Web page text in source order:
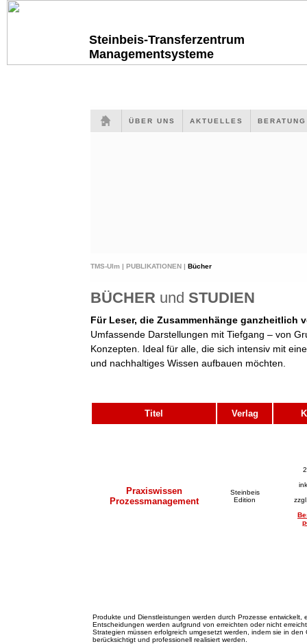
Steinbeis-Transferzentrum
Managementsysteme
ÜBER UNS AKTUELLES
TMS-Ulm | PUBLIKATIONEN | Bücher
BÜCHER und STUDIEN
Für Leser, die Zusammenhänge ganzheitlich
Umfassende Darstellungen mit Tiefgang – von
Konzepten. Ideal für alle, die sich intensiv mit
und nachhaltiges Wissen aufbauen möchten.
Titel Verlag
Praxiswissen
Prozessmanagement
Steinbeis
Edition
Produkte und Dienstleistungen werden durch Prozesse entwickelt,
Entscheidungen werden aufgrund von erreichten oder nicht
Strategien müssen erfolgreich umgesetzt werden, indem sie in
berücksichtigt und professionell realisiert werden.